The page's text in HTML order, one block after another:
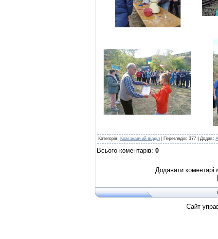
Категорія: Краєзнавчий відділ Переглядів: 377 Додав:
Всього коментарів: 0
Додавати коментарі
Сайт